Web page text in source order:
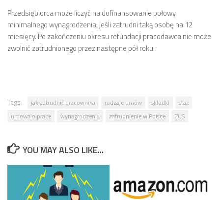
Przedsiębiorca może liczyć na dofinansowanie połowy
minimalnego wynagrodzenia, jeśli zatrudni taką osobę na 12
miesięcy. Po zakończeniu okresu refundacji pracodawca nie może
zwolnić zatrudnionego przez następne pół roku.
Tags: jak zatrudnić pracownika rodzaje umów składki
staż
umowa o prace
wynagrodzenia zatrudnienie w Polsce ZUS
YOU MAY ALSO LIKE...